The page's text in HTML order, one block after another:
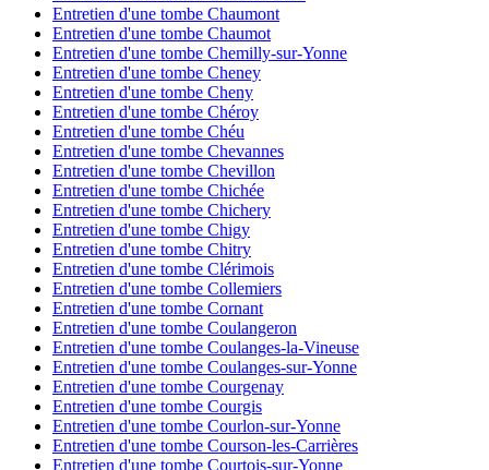
Entretien d'une tombe Chaumont
Entretien d'une tombe Chaumot
Entretien d'une tombe Chemilly-sur-Yonne
Entretien d'une tombe Cheney
Entretien d'une tombe Cheny
Entretien d'une tombe Chéroy
Entretien d'une tombe Chéu
Entretien d'une tombe Chevannes
Entretien d'une tombe Chevillon
Entretien d'une tombe Chichée
Entretien d'une tombe Chichery
Entretien d'une tombe Chigy
Entretien d'une tombe Chitry
Entretien d'une tombe Clérimois
Entretien d'une tombe Collemiers
Entretien d'une tombe Cornant
Entretien d'une tombe Coulangeron
Entretien d'une tombe Coulanges-la-Vineuse
Entretien d'une tombe Coulanges-sur-Yonne
Entretien d'une tombe Courgenay
Entretien d'une tombe Courgis
Entretien d'une tombe Courlon-sur-Yonne
Entretien d'une tombe Courson-les-Carrières
Entretien d'une tombe Courtois-sur-Yonne